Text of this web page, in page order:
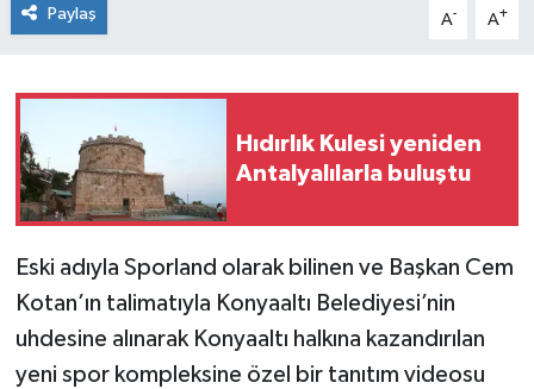
Paylaş A- A+
Hıdırlık Kulesi yeniden
Antalyalılarla buluştu
Eski adıyla Sporland olarak bilinen ve Başkan Cem
Kotan’ın talimatıyla Konyaaltı Belediyesi’nin
uhdesine alınarak Konyaaltı halkına kazandırılan
yeni spor kompleksine özel bir tanıtım videosu